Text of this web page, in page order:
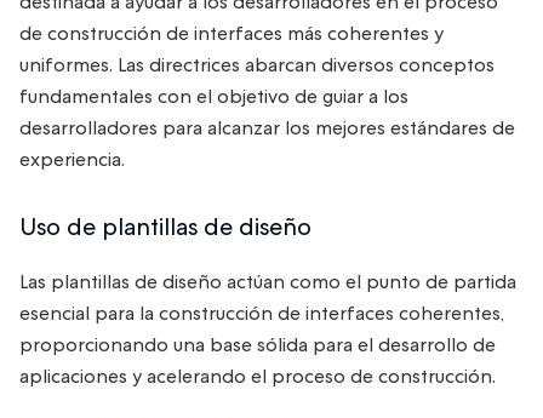
de construcción de interfaces más coherentes y
uniformes. Las directrices abarcan diversos conceptos
fundamentales con el objetivo de guiar a los
desarrolladores para alcanzar los mejores estándares de
experiencia.
Uso de plantillas de diseño
Las plantillas de diseño actúan como el punto de partida
esencial para la construcción de interfaces coherentes,
proporcionando una base sólida para el desarrollo de
aplicaciones y acelerando el proceso de construcción.